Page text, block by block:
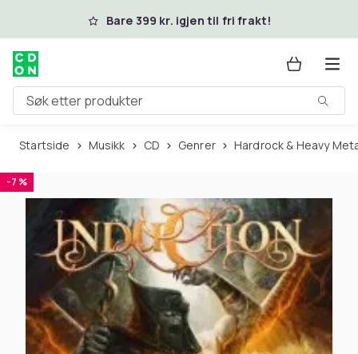
Hopp til hovedinnholdBare 399 kr. igjen til fri frakt!
Søk etter produkter
Startside Musikk CD Genrer Hardrock & Heavy
-7 %